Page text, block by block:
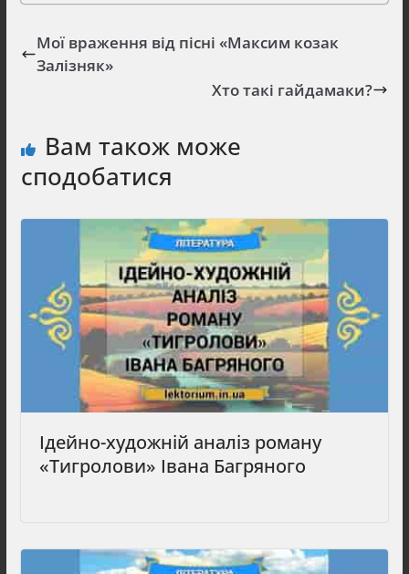
Мої враження від пісні «Максим козак
Залізняк»
Хто такі гайдамаки?
Вам також може
сподобатися
Ідейно-художній аналіз роману
«Тигролови» Івана Багряного